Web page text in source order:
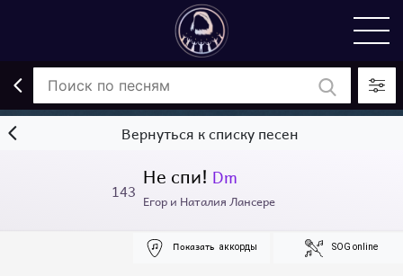
Вернуться к списку песен
143
Не спи! Dm
Егор и Наталия Лансере
Показать аккорды SOG online